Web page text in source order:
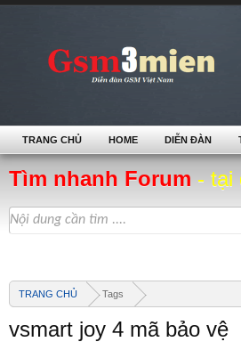
Tìm nhanh Forum - tại
TRANG CHỦ Tags
vsmart joy 4 mã bảo vệ
TRANG CHỦ HOME DIỄN ĐÀN